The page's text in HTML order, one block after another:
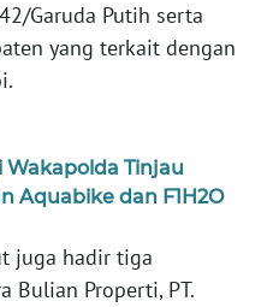
Garuda Putih serta
yang terkait dengan
Tinjau
Aquabike dan F1H2O
juga hadir tiga
Bulian Properti, PT.